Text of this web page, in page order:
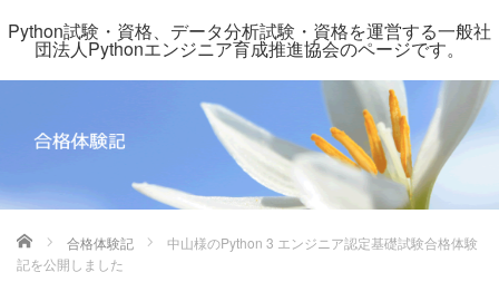
Python試験・資格、データ分析試験・資格を運営する一般社
団法人Pythonエンジニア育成推進協会のページです。
ホーム 合格体験記
中山様のPython 3 エンジニア認定基礎試験合格体験
記を公開しました